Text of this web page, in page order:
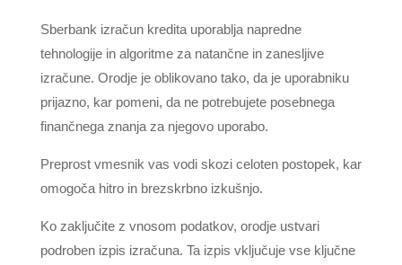
Sberbank izračun kredita uporablja napredne
tehnologije in algoritme za natančne in zanesljive
izračune. Orodje je oblikovano tako, da je uporabniku
prijazno, kar pomeni, da ne potrebujete posebnega
finančnega znanja za njegovo uporabo.
Preprost vmesnik vas vodi skozi celoten postopek, kar
omogoča hitro in brezskrbno izkušnjo.
Ko zaključite z vnosom podatkov, orodje ustvari
podroben izpis izračuna. Ta izpis vključuje vse ključne